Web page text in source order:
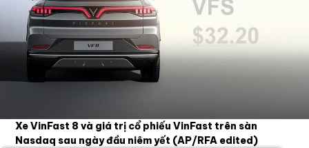
Xe VinFast 8 và giá trị cổ phiếu VinFast trên sàn
Nasdaq sau ngày đầu niêm yết (AP/RFA edited)